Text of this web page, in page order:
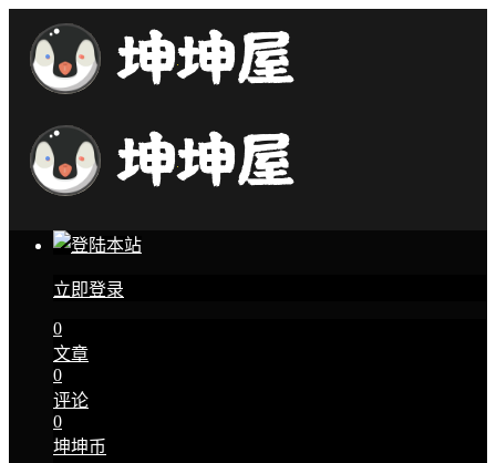
立即登录
0
文章
0
评论
0
坤坤币